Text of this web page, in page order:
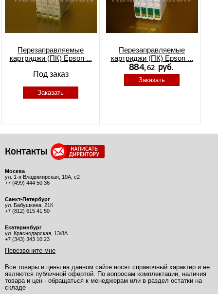
Перезаправляемые
картриджи (ПК) Epson ...
Под заказ
Заказать
Перезаправляемые
картриджи (ПК) Epson ...
Заказать
Контакты
Москва
ул. 1-я Владимирская, 10А, с2
+7 (499) 444 50 36
Санкт-Петербург
ул. Бабушкина, 21К
+7 (812) 615 41 50
Екатеринбург
ул. Краснодарская, 13/8А
+7 (343) 343 10 23
Перезвоните мне
Все товары и цены на данном сайте носят справочный характер и не
являются публичной офертой. По вопросам комплектации, наличия
товара и цен - обращаться к менеджерам или в раздел остатки на
складе